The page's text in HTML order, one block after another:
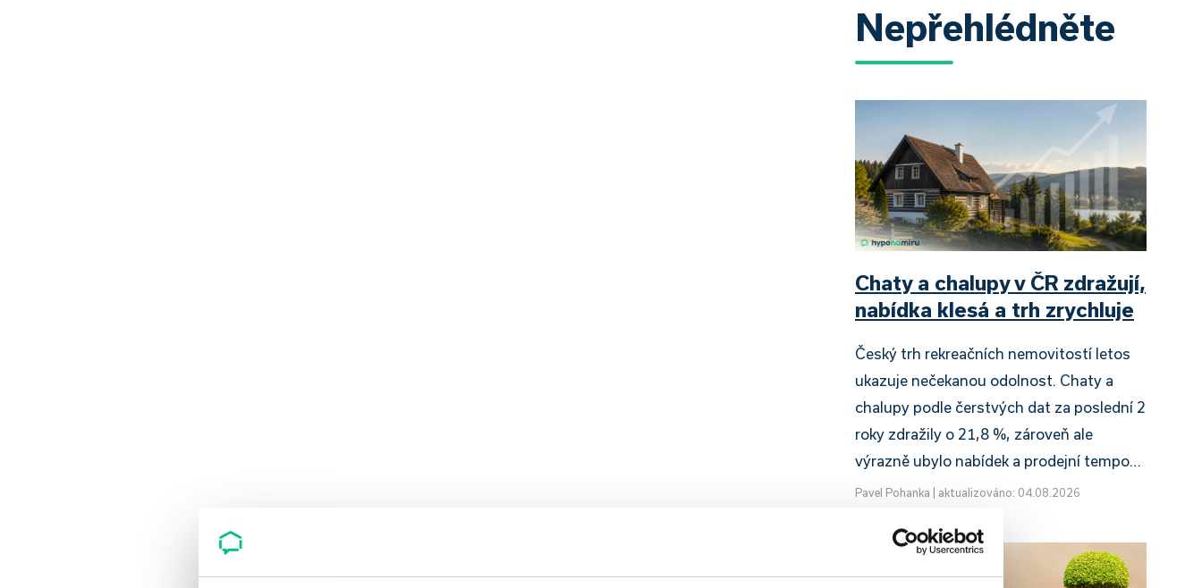
Nepřehlédněte
Chaty a chalupy v ČR zdražují,
nabídka klesá a trh zrychluje
Český trh rekreačních nemovitostí letos
ukazuje nečekanou odolnost. Chaty a
chalupy podle čerstvých dat za poslední 2
roky zdražily o 21,8 %, zároveň ale
výrazně ubylo nabídek a prodejní tempo…
Pavel Pohanka aktualizováno: 04.08.2026